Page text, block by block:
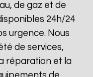
de gaz et de
24h/24
urgence. Nous
de services,
réparation et la